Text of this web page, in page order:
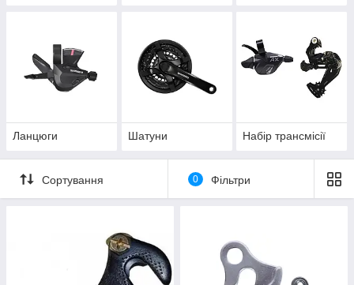
Ланцюги Шатуни Набір трансмісії
Сортування 0 Фільтри